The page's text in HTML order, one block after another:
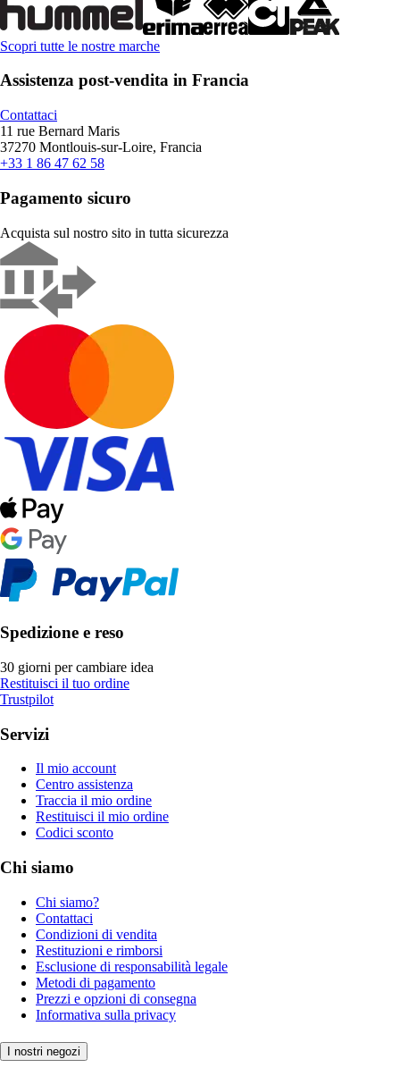
Scopri tutte le nostre marche
Assistenza post-vendita in Francia
Contattaci
11 rue Bernard Maris
37270 Montlouis-sur-Loire, Francia
+33 1 86 47 62 58
Pagamento sicuro
Acquista sul nostro sito in tutta sicurezza
Spedizione e reso
30 giorni per cambiare idea
Restituisci il tuo ordine
Trustpilot
Servizi
Il mio account
Centro assistenza
Traccia il mio ordine
Restituisci il mio ordine
Codici sconto
Chi siamo
Chi siamo?
Contattaci
Condizioni di vendita
Restituzioni e rimborsi
Esclusione di responsabilità legale
Metodi di pagamento
Prezzi e opzioni di consegna
Informativa sulla privacy
I nostri negozi